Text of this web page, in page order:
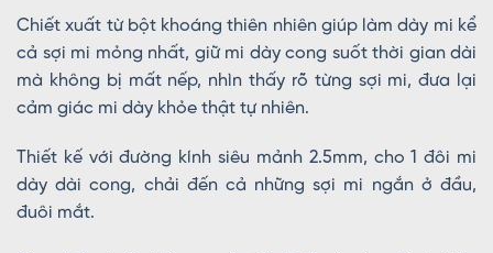
Chiết xuất từ bột khoáng thiên nhiên giúp làm dày mi kể
cả sợi mi mỏng nhất, giữ mi dày cong suốt thời gian dài
mà không bị mất nếp, nhìn thấy rõ từng sợi mi, đưa lại
cảm giác mi dày khỏe thật tự nhiên.
Thiết kế với đường kính siêu mảnh 2.5mm, cho 1 đôi mi
dày dài cong, chải đến cả những sợi mi ngắn ở đầu,
đuôi mắt.